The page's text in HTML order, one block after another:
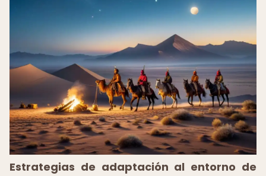
Estrategias de adaptación al entorno de